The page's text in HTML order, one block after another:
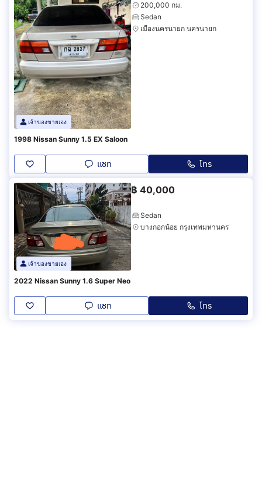
เจ้าของขายเอง
200,000 กม.
Sedan
เมืองนครนายก นครนายก
1998 Nissan Sunny 1.5 EX Saloon
แชท โทร
เจ้าของขายเอง
฿ 40,000
Sedan
บางกอกน้อย กรุงเทพมหานคร
2022 Nissan Sunny 1.6 Super Neo
แชท โทร